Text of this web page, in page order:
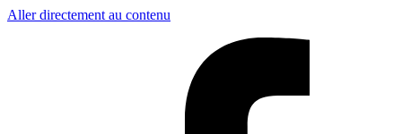
Aller directement au contenu